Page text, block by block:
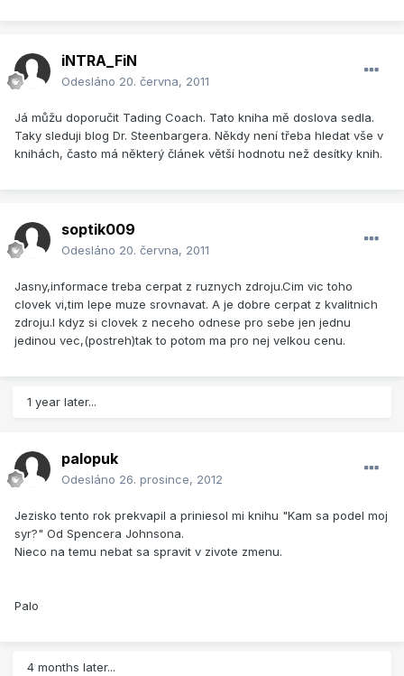
iNTRA_FiN
Odesláno 20. června, 2011
Já můžu doporučit Tading Coach. Tato kniha mě doslova sedla.
Taky sleduji blog Dr. Steenbargera. Někdy není třeba hledat vše v
knihách, často má některý článek větší hodnotu než desítky knih.
soptik009
Odesláno 20. června, 2011
Jasny,informace treba cerpat z ruznych zdroju.Cim vic toho
clovek vi,tim lepe muze srovnavat. A je dobre cerpat z kvalitnich
zdroju.I kdyz si clovek z neceho odnese pro sebe jen jednu
jedinou vec,(postreh)tak to potom ma pro nej velkou cenu.
1 year later...
palopuk
Odesláno 26. prosince, 2012
Jezisko tento rok prekvapil a priniesol mi knihu "Kam sa podel moj
syr?" Od Spencera Johnsona.
Nieco na temu nebat sa spravit v zivote zmenu.
Palo
4 months later...